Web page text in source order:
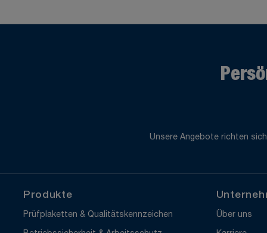
Unsere Angebote richten
Produkte
Prüfplaketten & Qualitätskennzeichen Über uns